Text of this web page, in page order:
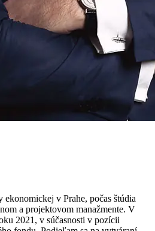
ekonomickej v Prahe, počas štúdia
a projektovom manažmente. V
2021, v súčasnosti v pozícii